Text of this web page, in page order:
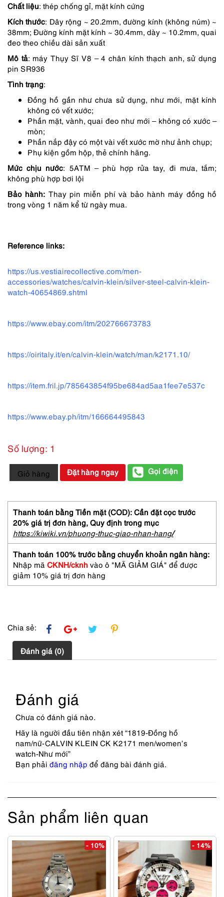
là:
2,990,000 ₫.
tại
là:
2,691,000 ₫.
Chất liệu: thép chống gỉ, mặt kính cứng
Kích thước: Dây rộng ~ 20.2mm, đường kính (không núm) ~
38mm; Đường kính mặt kính ~ 30.4mm, dày ~ 10.2mm, quai
đeo theo chiều dài sản xuất
Mô tả: máy Thụy Sĩ V8 – 4 chân kính thạch anh, sử dụng
pin SR936
Tình trạng:
Đồng hồ gần như chưa sử dụng, như mới, mặt kính
không có vết xước;
Phần mặt, vành, quai đeo như mới – không có xước –
mòn;
Phần nắp đậy có một vài vết xước mờ như ảnh chụp;
Phụ kiện gồm hộp, thẻ chính hãng.
Mức chịu nước: 5ATM – phù hợp rửa tay, đi mưa, tắm;
không phù hợp bơi lội
Bảo hành: Thay pin miễn phí và bảo hành máy đồng hồ
trong vòng 1 năm kể từ ngày mua.
Reference links:
https://us.vestiairecollective.com/men-
accessories/watches/calvin-klein/silver-steel-calvin-klein-
watch-40654869.shtml
https://www.ebay.com/itm/202766673783
https://oiritaly.it/en/calvin-klein/watch/man/k2171.10/
https://item.fril.jp/785643854f95be684ad5aa1fee7e537c
https://www.ebay.ph/itm/166664495843
Số lượng: 1
1819-
Đồng
nam/nữ-
CALVIN
KLEIN
CK
K2171
men/women's
watch-
Như
mới
Giỏ hàng Đặt hàng ngay Gọi điện
Thanh toán bằng Tiền mặt (COD): Cần đặt cọc trước
20% giá trị đơn hàng, Quy định trong mục
https://kiwiki.vn/phuong-thuc-giao-nhan-hang/
Thanh toán 100% trước bằng chuyển khoản ngân hàng:
Nhập mã CKNH/cknh vào ô "MÃ GIẢM GIÁ" để được
giảm 10% giá trị đơn hàng
Chia sẻ:
Đánh giá (0)
Đánh giá
Chưa có đánh giá nào.
Hãy là người đầu tiên nhận xét “1819-Đồng hồ
nam/nữ-CALVIN KLEIN CK K2171 men/women’s
watch-Như mới”
Bạn phải đăng nhập để đăng bài đánh giá.
Sản phẩm liên quan
- 10% - 14%